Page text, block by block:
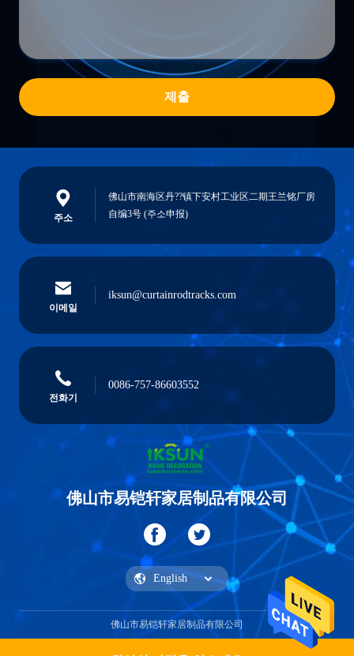
제출
주소
佛山市南海区丹??镇下安村工业区二期王兰铭厂房
自编3号 (주소申报)
이메일
iksun@curtainrodtracks.com
전화기
0086-757-86603552
佛山市易铠轩家居制品有限公司
佛山市易铠轩家居制品有限公司